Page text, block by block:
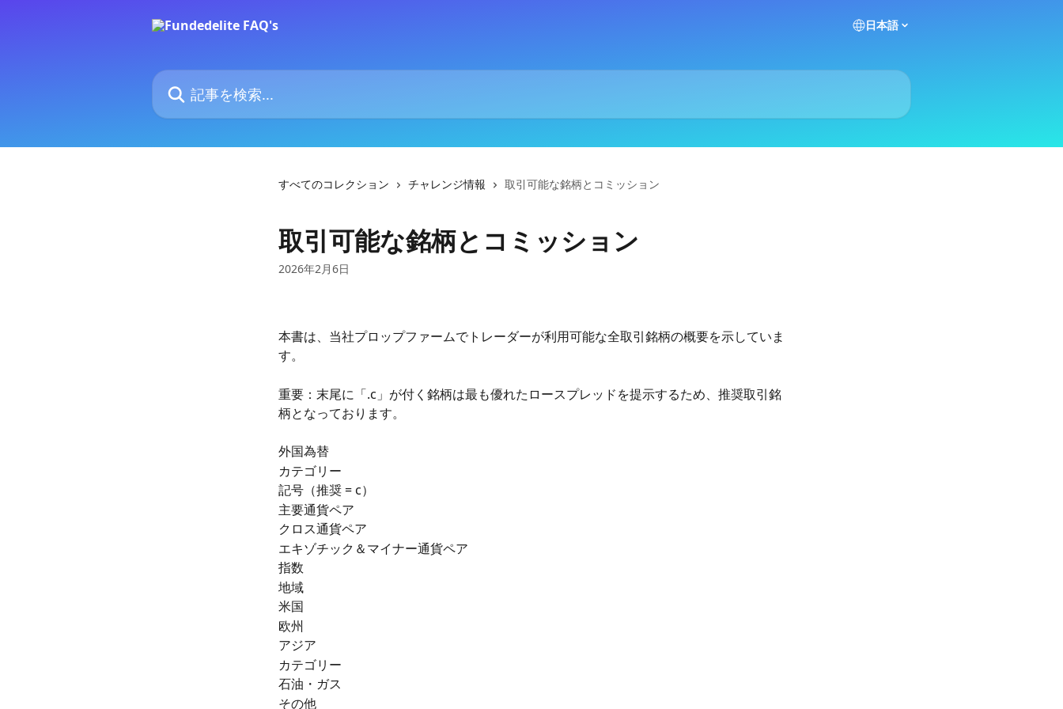
日本語
記事を検索...
すべてのコレクション チャレンジ情報 取引可能な銘柄とコミッション
取引可能な銘柄とコミッション
2026年2月6日
本書は、当社プロップファームでトレーダーが利用可能な全取引銘柄の概要を示していま
す。
重要：末尾に「.c」が付く銘柄は最も優れたロースプレッドを提示するため、推奨取引銘
柄となっております。
外国為替
カテゴリー
記号（推奨 = c）
主要通貨ペア
クロス通貨ペア
エキゾチック＆マイナー通貨ペア
指数
地域
米国
欧州
アジア
カテゴリー
石油・ガス
その他